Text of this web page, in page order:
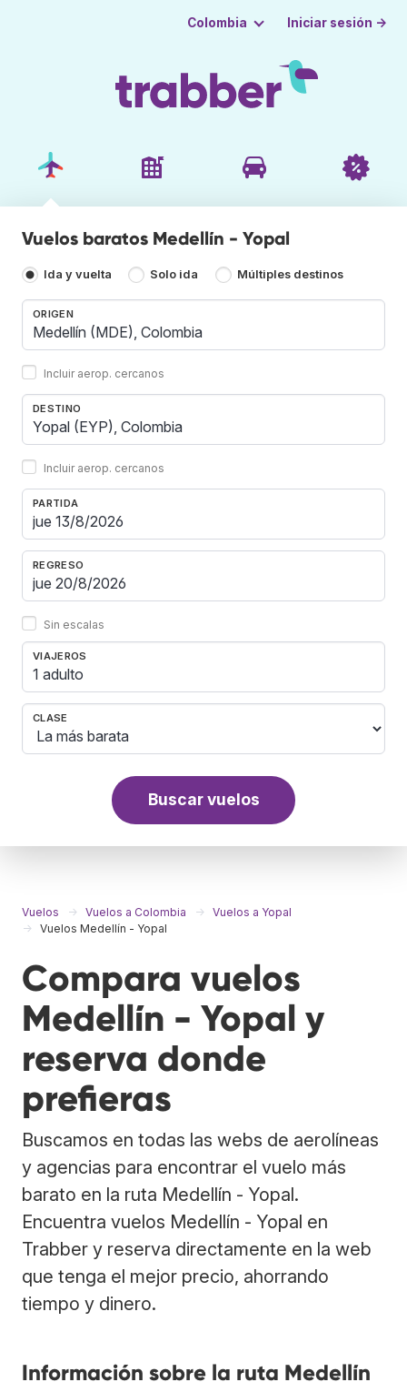
Colombia Iniciar sesión →
Vuelos baratos Medellín - Yopal
Ida y vuelta Solo ida Múltiples destinos
ORIGEN
Incluir aerop. cercanos
DESTINO
Incluir aerop. cercanos
PARTIDA
REGRESO
Sin escalas
VIAJEROS
1 adulto
CLASE
Buscar vuelos
Vuelos Vuelos a Colombia
Vuelos a Yopal
Vuelos Medellín - Yopal
Compara vuelos
Medellín - Yopal y
reserva donde
prefieras
Buscamos en todas las webs de aerolíneas
y agencias para encontrar el vuelo más
barato en la ruta Medellín - Yopal.
Encuentra vuelos Medellín - Yopal en
Trabber y reserva directamente en la web
que tenga el mejor precio, ahorrando
tiempo y dinero.
Información sobre la ruta Medellín